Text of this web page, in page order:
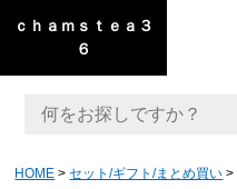
ｃｈａｍｓｔｅａ３
６
HOME セット/ギフト/まとめ買い